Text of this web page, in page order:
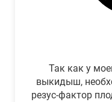
Так как у
выкидыш,
резус-фактор